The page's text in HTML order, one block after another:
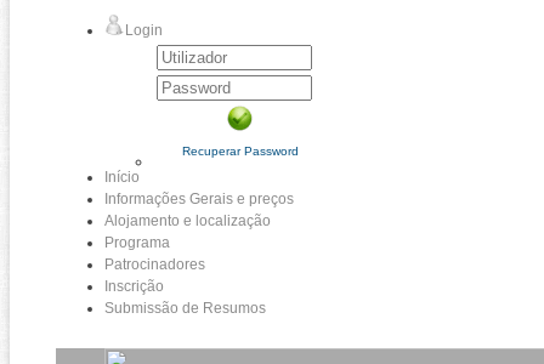
Login
Recuperar Password
Início
Informações Gerais e preços
Alojamento e localização
Programa
Patrocinadores
Inscrição
Submissão de Resumos